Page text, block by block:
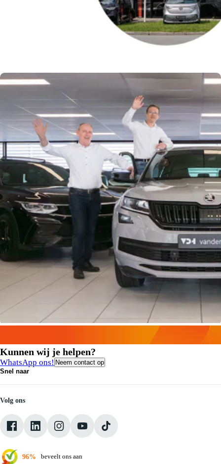
Kunnen wij je helpen?
WhatsApp ons! Neem contact op
Snel naar
Medewerkers
Onze servicebeloften
Pechhulp
Klantbeoordelingen
Verkoopvoorwaarden
Volg ons
96% beveelt ons aan